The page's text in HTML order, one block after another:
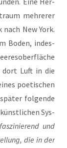
meh­re­rer
New York.
Boden, indes­
dort Luft in die
poe­ti­schen
fol­gen­de
Sys­
und
die in der